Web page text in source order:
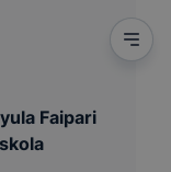
Faipari